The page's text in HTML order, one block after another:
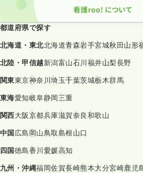
都道府県で探す
北海道・東北北海道青森岩手宮城秋田山形
北陸・甲信越新潟富山石川福井山梨長野
関東東京神奈川埼玉千葉茨城栃木群馬
東海愛知岐阜静岡三重
関西大阪京都兵庫滋賀奈良和歌山
中国広島岡山鳥取島根山口
四国徳島香川愛媛高知
九州・沖縄福岡佐賀長崎熊本大分宮崎鹿児